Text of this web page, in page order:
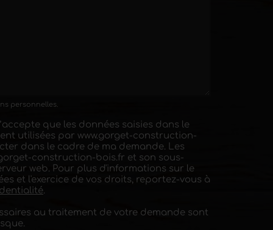
personnelles.
que les données saisies dans le
utilisées par www.gorget-construction-
dans le cadre de ma demande. Les
construction-bois.fr et son sous-
web. Pour plus d'informations sur le
et l'exercice de vos droits, reportez-vous à
.
au traitement de votre demande sont